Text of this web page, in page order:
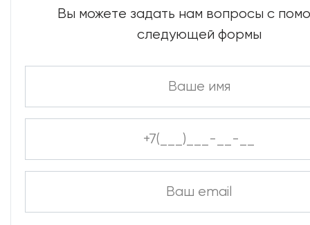
Вы можете задать нам вопросы с
следующей формы